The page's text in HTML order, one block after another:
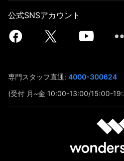
公式SNSアカウント
専門スタッフ直通: 4000-300624
(受付 月~金 10:00-13:00/15:00-